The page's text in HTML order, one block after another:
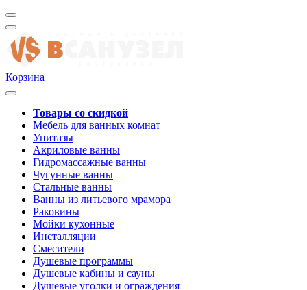
Корзина
Товары со скидкой
Мебель для ванных комнат
Унитазы
Акриловые ванны
Гидромассажные ванны
Чугунные ванны
Стальные ванны
Ванны из литьевого мрамора
Раковины
Мойки кухонные
Инсталляции
Смесители
Душевые программы
Душевые кабины и сауны
Душевые уголки и ограждения